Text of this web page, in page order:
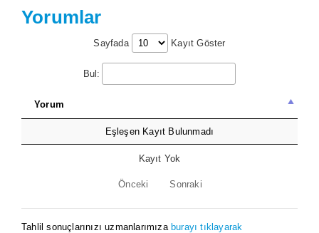
Yorumlar
Sayfada Kayıt Göster
Bul:
Yorum
Eşleşen Kayıt Bulunmadı
Kayıt Yok
Önceki Sonraki
Tahlil sonuçlarınızı uzmanlarımıza burayı tıklayarak